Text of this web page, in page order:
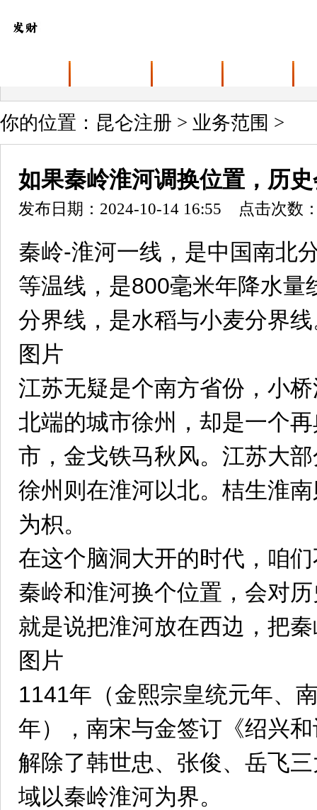
你的位置： 昆仑注册 > 业务范围 >
如果秦岭淮河调换位置，历
发布日期：2024-10-14 16:55 点击次数
秦岭-淮河一线，是中国南北
等温线，是800毫米年降水量
分界线，是水稻与小麦分界
图片
江苏无疑是个南方省份，小
北端的城市徐州，却是一个
市，金戈铁马秋风。江苏大
徐州则在淮河以北。桔生淮
为枳。
在这个脑洞大开的时代，咱
秦岭和淮河换个位置，会对
就是说把淮河放在西边，把
图片
1141年（金熙宗皇统元年、
年），南宋与金签订《绍兴
解除了韩世忠、张俊、岳飞
域以秦岭淮河为界。